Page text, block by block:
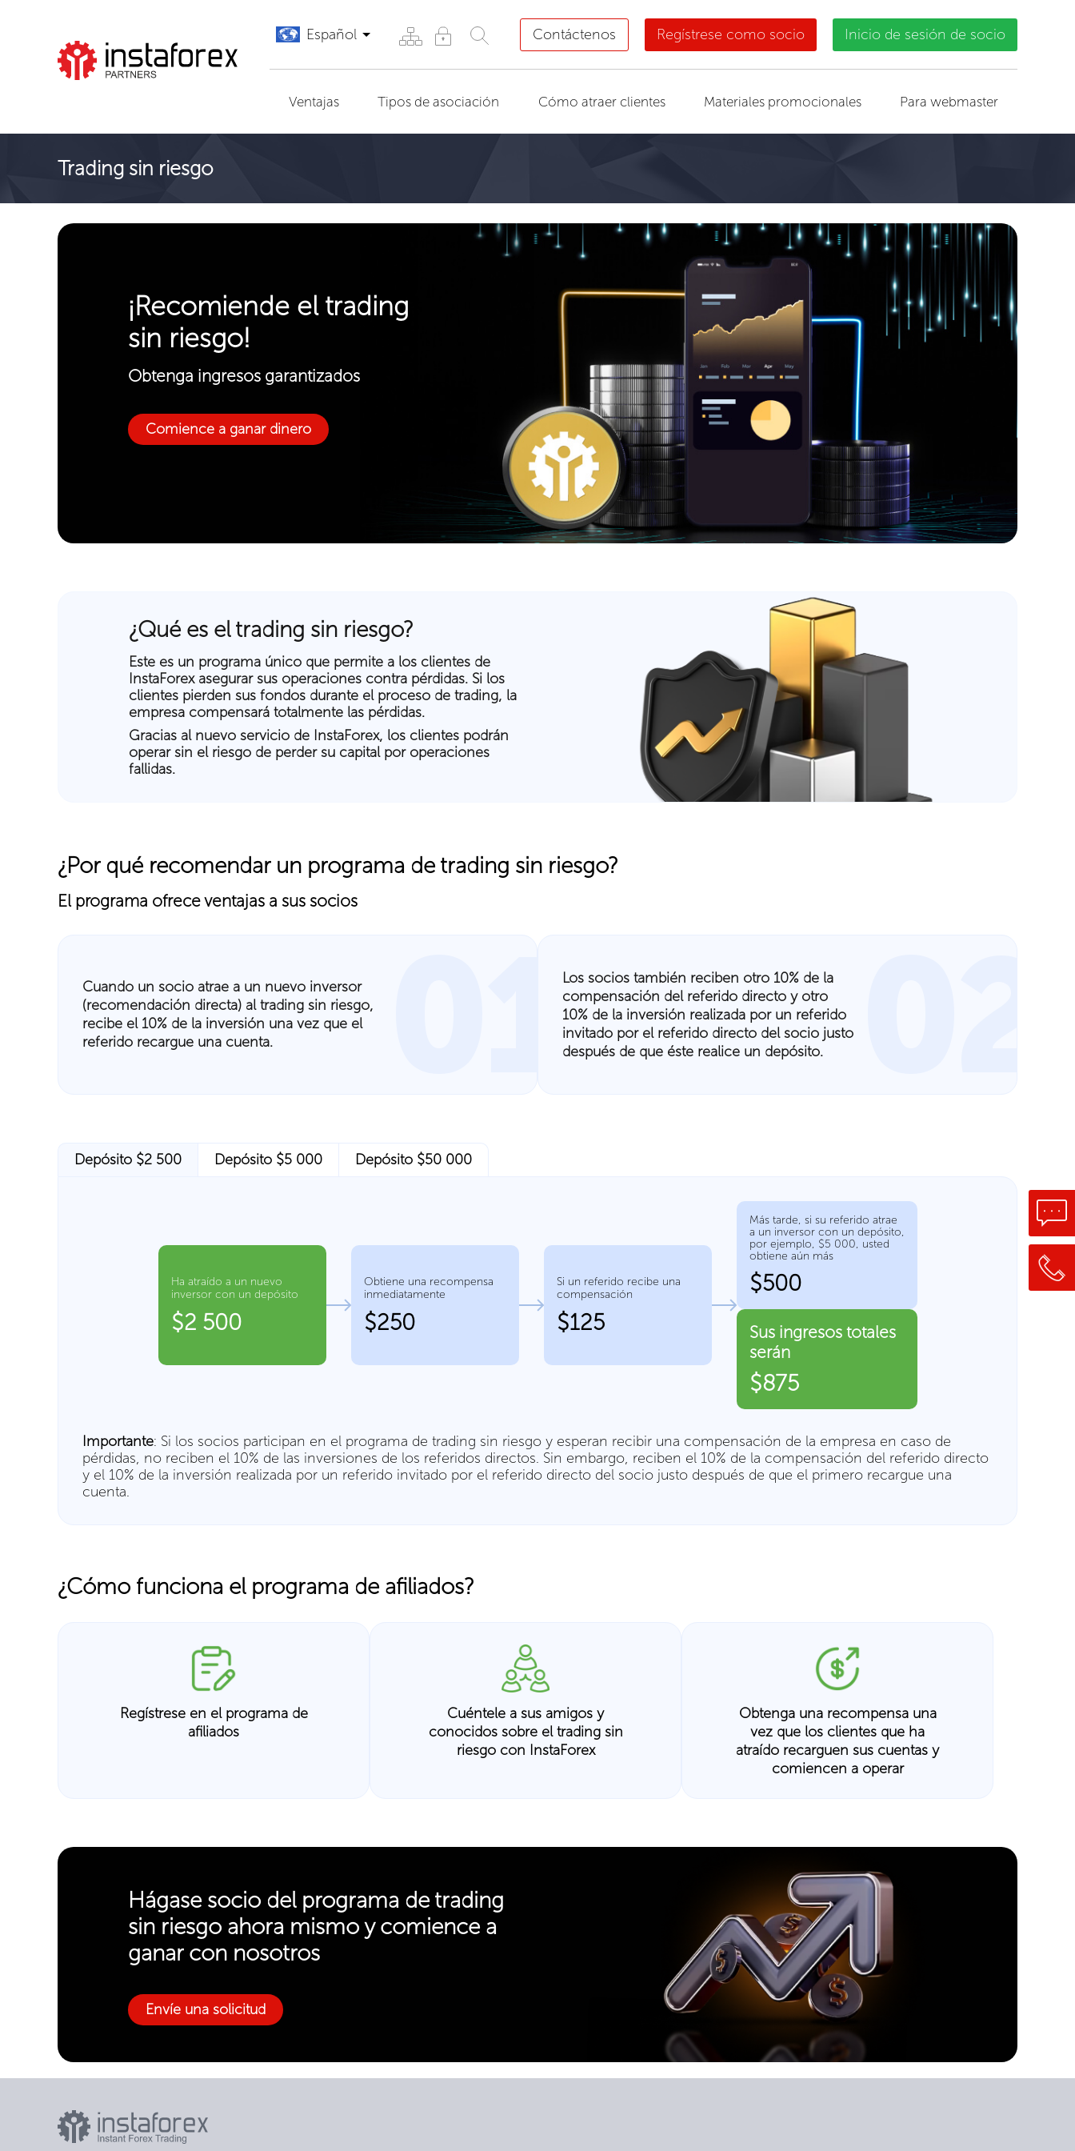
Español Contáctenos Regístrese como socio Inicio de sesión de socio
Ventajas Tipos de asociación Cómo atraer clientes Materiales promocionales Para webmaster
Trading sin riesgo
¡Recomiende el trading
sin riesgo!
Obtenga ingresos garantizados
Comience a ganar dinero
¿Qué es el trading sin riesgo?
Este es un programa único que permite a los clientes de
InstaForex asegurar sus operaciones contra pérdidas. Si los
clientes pierden sus fondos durante el proceso de trading, la
empresa compensará totalmente las pérdidas.
Gracias al nuevo servicio de InstaForex, los clientes podrán
operar sin el riesgo de perder su capital por operaciones
fallidas.
¿Por qué recomendar un programa de trading sin riesgo?
El programa ofrece ventajas a sus socios
Cuando un socio atrae a un nuevo inversor
(recomendación directa) al trading sin riesgo,
recibe el 10% de la inversión una vez que el
referido recargue una cuenta.
Los socios también reciben otro 10% de la
compensación del referido directo y otro
10% de la inversión realizada por un referido
invitado por el referido directo del socio justo
después de que éste realice un depósito.
Depósito $2 500 Depósito $5 000 Depósito $50 000
Ha atraído a un nuevo
inversor con un depósito
$2 500
Obtiene una recompensa
inmediatamente
$250
Si un referido recibe una
compensación
$125
Más tarde, si su referido atrae
a un inversor con un depósito,
por ejemplo, $5 000, usted
obtiene aún más
$500
Sus ingresos totales
serán
$875
Importante: Si los socios participan en el programa de trading sin riesgo y esperan recibir una compensación de la empresa en caso de
pérdidas, no reciben el 10% de las inversiones de los referidos directos. Sin embargo, reciben el 10% de la compensación del referido directo
y el 10% de la inversión realizada por un referido invitado por el referido directo del socio justo después de que el primero recargue una
cuenta.
¿Cómo funciona el programa de afiliados?
Regístrese en el programa de
afiliados
Cuéntele a sus amigos y
conocidos sobre el trading sin
riesgo con InstaForex
Obtenga una recompensa una
vez que los clientes que ha
atraído recarguen sus cuentas y
comiencen a operar
Hágase socio del programa de trading
sin riesgo ahora mismo y comience a
ganar con nosotros
Envíe una solicitud